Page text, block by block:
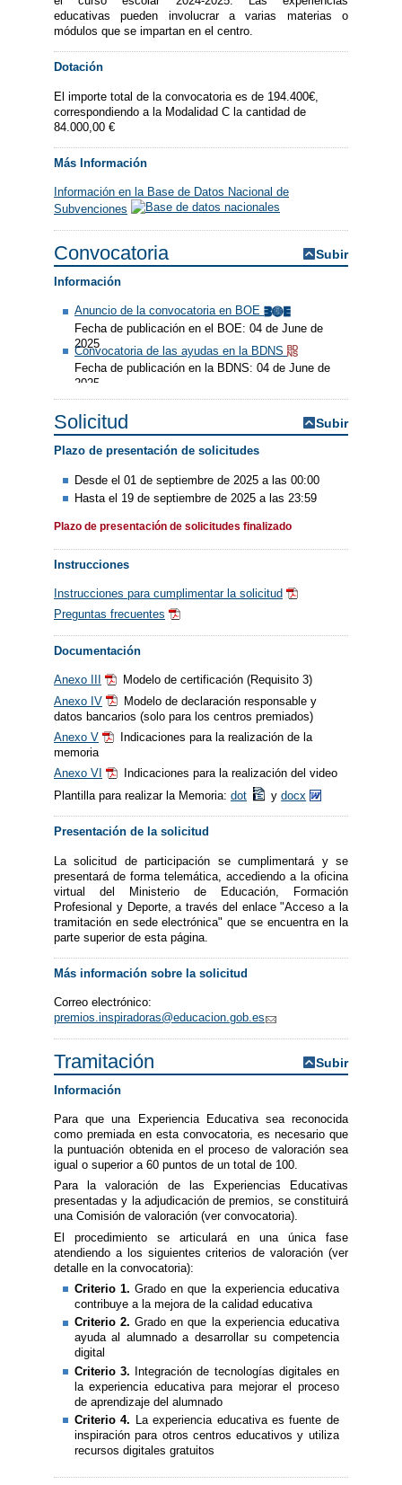
educativas pueden involucrar a varias materias o
módulos que se impartan en el centro.
Dotación
El importe total de la convocatoria es de 194.400€,
correspondiendo a la Modalidad C la cantidad de
84.000,00 €
Más Información
Información en la Base de Datos Nacional de
Subvenciones
Convocatoria Subir
Información
Anuncio de la convocatoria en BOE
Fecha de publicación en el BOE: 04 de June de
2025
Convocatoria de las ayudas en la BDNS
Fecha de publicación en la BDNS: 04 de June de
2025
Solicitud Subir
Plazo de presentación de solicitudes
Desde el 01 de septiembre de 2025 a las 00:00
Hasta el 19 de septiembre de 2025 a las 23:59
Plazo de presentación de solicitudes finalizado
Instrucciones
Instrucciones para cumplimentar la solicitud
Preguntas frecuentes
Documentación
Anexo III
Modelo de certificación (Requisito 3)
Anexo IV
Modelo de declaración responsable y
datos bancarios (solo para los centros premiados)
Anexo V
Indicaciones para la realización de la
memoria
Anexo VI
Indicaciones para la realización del video
Plantilla para realizar la Memoria: dot ydocx
Presentación de la solicitud
La solicitud de participación se cumplimentará y se
presentará de forma telemática, accediendo a la oficina
virtual del Ministerio de Educación, Formación
Profesional y Deporte, a través del enlace "Acceso a la
tramitación en sede electrónica" que se encuentra en la
parte superior de esta página.
Más información sobre la solicitud
Correo electrónico:
premios.inspiradoras@educacion.gob.es
Tramitación Subir
Información
Para que una Experiencia Educativa sea reconocida
como premiada en esta convocatoria, es necesario que
la puntuación obtenida en el proceso de valoración sea
igual o superior a 60 puntos de un total de 100.
Para la valoración de las Experiencias Educativas
presentadas y la adjudicación de premios, se constituirá
una Comisión de valoración (ver convocatoria).
El procedimiento se articulará en una única fase
atendiendo a los siguientes criterios de valoración (ver
detalle en la convocatoria):
Criterio 1. Grado en que la experiencia educativa
contribuye a la mejora de la calidad educativa
Criterio 2. Grado en que la experiencia educativa
ayuda al alumnado a desarrollar su competencia
digital
Criterio 3. Integración de tecnologías digitales en
la experiencia educativa para mejorar el proceso
de aprendizaje del alumnado
Criterio 4. La experiencia educativa es fuente de
inspiración para otros centros educativos y utiliza
recursos digitales gratuitos